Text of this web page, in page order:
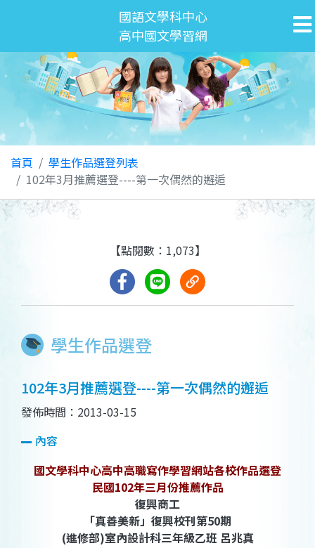
國語文學科中心
高中國文學習網
首頁
學生作品選登列表
102年3月推薦選登----第一次偶然的邂逅
學生作品選登
【點閱數：1,073】
102年3月推薦選登----第一次偶然的邂逅
發佈時間：2013-03-15
內容
國文學科中心高中高職寫作學習網站各校作品選登
民國102年三月份推薦作品
復興商工
「真善美新」復興校刊第50期
(進修部)室內設計科三年級乙班 呂兆真